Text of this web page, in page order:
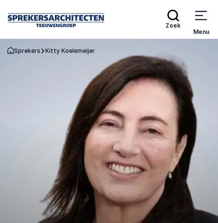
Zoek
Menu
Terug naar de startpagina
Sprekers Kitty Koelemeijer